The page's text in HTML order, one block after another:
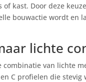
kast. Door deze
bouwactie wordt en
lichte
van lichte
C profielen die